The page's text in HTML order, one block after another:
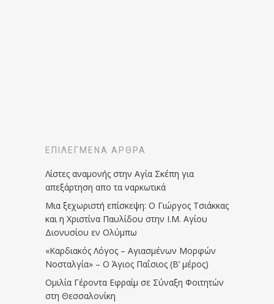
ΕΠΙΛΕΓΜΈΝΑ ΆΡΘΡΑ
Λίστες αναμονής στην Αγία Σκέπη για
απεξάρτηση απο τα ναρκωτικά
Μια ξεχωριστή επίσκεψη: Ο Γιώργος Τσιάκκας
και η Χριστίνα Παυλίδου στην Ι.Μ. Αγίου
Διονυσίου εν Ολύμπω
«Καρδιακός Λόγος – Αγιασμένων Μορφών
Νοσταλγία» – Ο Άγιος Παΐσιος (Β’ μέρος)
Ομιλία Γέροντα Εφραίμ σε Σύναξη Φοιτητών
στη Θεσσαλονίκη